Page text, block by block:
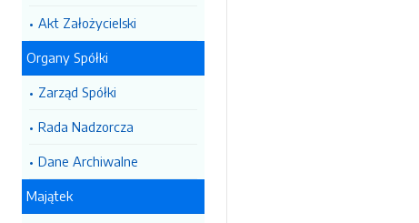
Akt Założycielski
Organy Spółki
Zarząd Spółki
Rada Nadzorcza
Dane Archiwalne
Majątek